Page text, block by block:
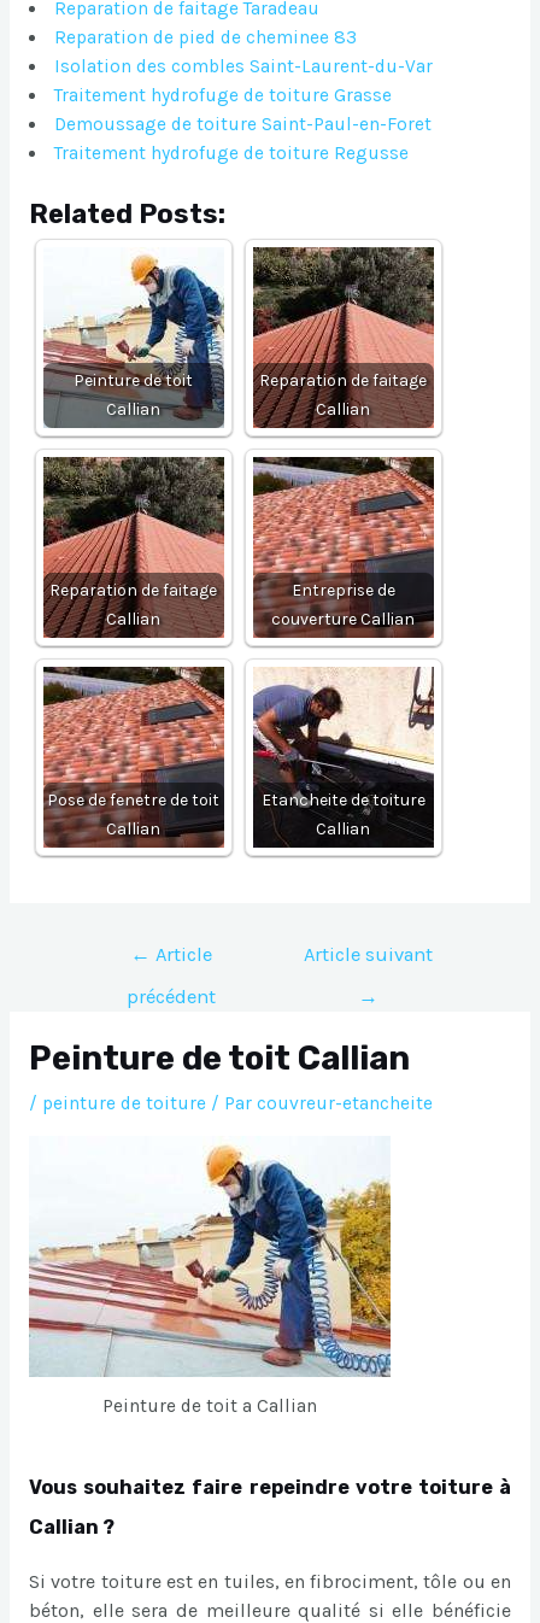
Reparation de faitage Taradeau
Reparation de pied de cheminee 83
Isolation des combles Saint-Laurent-du-Var
Traitement hydrofuge de toiture Grasse
Demoussage de toiture Saint-Paul-en-Foret
Traitement hydrofuge de toiture Regusse
Related Posts:
Peinture de toit
Callian
Reparation de faitage
Callian
Reparation de faitage
Callian
Entreprise de
couverture Callian
Pose de fenetre de toit
Callian
Etancheite de toiture
Callian
Navigation
l’article
← Article
précédent
Article suivant
→
Peinture de toit Callian
/ peinture de toiture/ Par couvreur-etancheite
Peinture de toit a Callian
Vous souhaitez faire repeindre votre toiture à
Callian ?
Si votre toiture est en tuiles, en fibrociment, tôle ou en
béton, elle sera de meilleure qualité si elle bénéficie